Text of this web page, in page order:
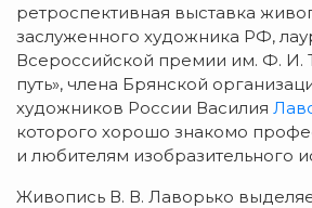
ретроспективная выставка
заслуженного художника РФ,
Всероссийской премии им. Ф. И.
путь», члена Брянской
художников России Василия
которого хорошо знакомо
и любителям изобразительного
Живопись В. В. Лаворько